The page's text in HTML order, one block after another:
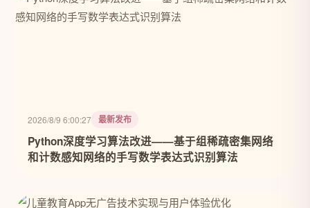
2026/8/9 6:00:27 最新发布
Python深度学习算法改进——基于组稀疏密集网络
和计数感知网络的手写数学表达式识别算法